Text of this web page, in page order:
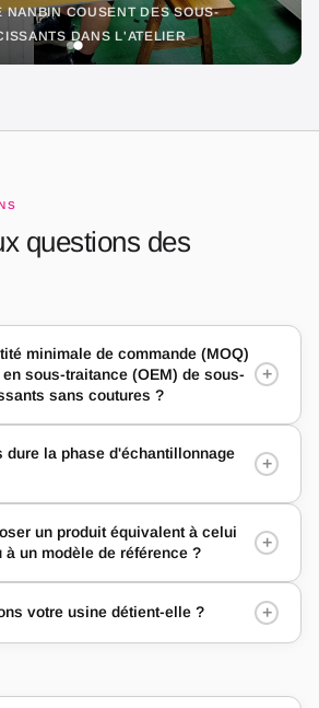
NANBIN COUSENT DES SOUS-
DANS L'ATELIER
questions des
minimale de commande (MOQ)
sous-traitance (OEM) de sous-
sans coutures ?
+
dure la phase d'échantillonnage
+
un produit équivalent à celui
à un modèle de référence ?
+
votre usine détient-elle ? +